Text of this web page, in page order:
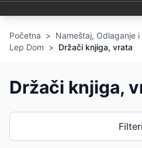
Početna > Nameštaj, Odlaganje
Lep Dom > Držači knjiga, vrata
Držači knjiga,
Filteri